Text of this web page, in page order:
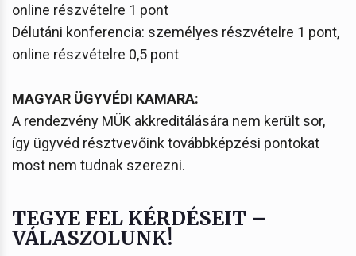
online részvételre 1 pont
Délutáni konferencia: személyes részvételre 1 pont,
online részvételre 0,5 pont
MAGYAR ÜGYVÉDI KAMARA:
A rendezvény MÜK akkreditálására nem került sor,
így ügyvéd résztvevőink továbbképzési pontokat
most nem tudnak szerezni.
TEGYE FEL KÉRDÉSEIT –
VÁLASZOLUNK!